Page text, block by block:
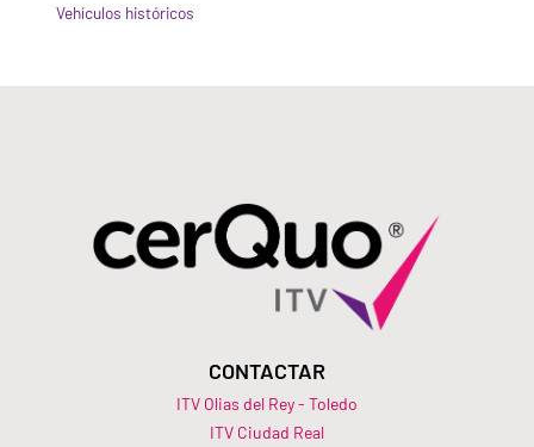
Vehículos históricos
CONTACTAR
ITV Olias del Rey - Toledo
ITV Ciudad Real